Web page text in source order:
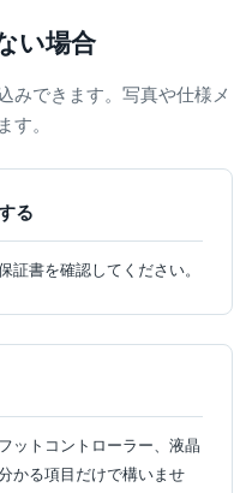
い場合
みできます。写真や仕様メ
す。
る
証書を確認してください。
ットコントローラー、液晶
かる項目だけで構いませ